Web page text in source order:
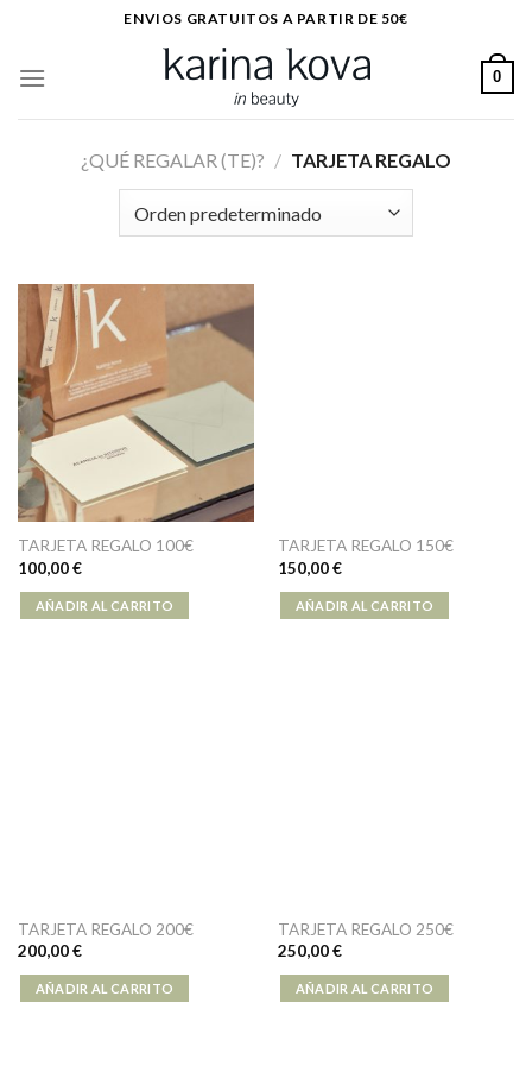
contenido
ENVIOS GRATUITOS A PARTIR DE 50€
0
¿QUÉ REGALAR (TE)? / TARJETA REGALO
TARJETA REGALO 100€
100,00€
AÑADIR AL CARRITO
TARJETA REGALO 150€
150,00€
AÑADIR AL CARRITO
TARJETA REGALO 200€
200,00€
AÑADIR AL CARRITO
TARJETA REGALO 250€
250,00€
AÑADIR AL CARRITO